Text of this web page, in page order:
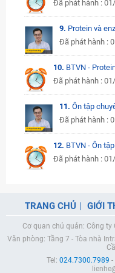
Đã phát hành :
9. Protein và
Đã phát hành :
10. BTVN -
Đã phát hành :
11. Ôn tập
Đã phát hành :
12. BTVN - Ôn
Đã phát hành :
TRANG CHỦ GIỚI
Cơ quan chủ quản: Công
Văn phòng: Tầng 7 - Tòa nhà
Tel: 024.7300.7989 -